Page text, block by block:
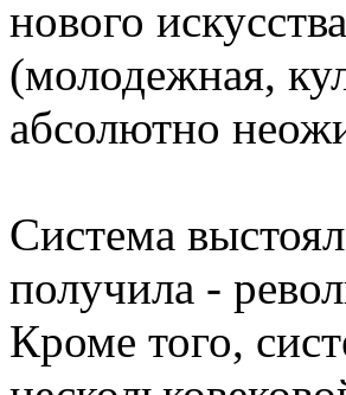
нового
(молодежная,
абсолютно
Система
получила -
Кроме того,